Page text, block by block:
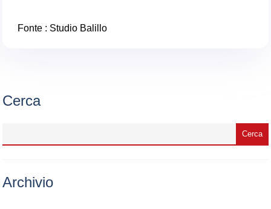
Fonte : Studio Balillo
Cerca
Archivio